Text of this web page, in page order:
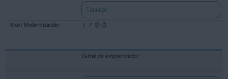
Tramitar
Carné de emprendedor